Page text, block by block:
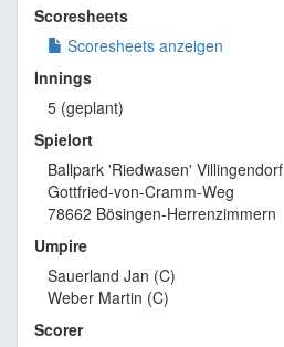
Scoresheets
Scoresheets anzeigen
Innings
5 (geplant)
Spielort
Ballpark 'Riedwasen' Villingendorf
Gottfried-von-Cramm-Weg
78662 Bösingen-Herrenzimmern
Umpire
Sauerland Jan (C)
Weber Martin (C)
Scorer